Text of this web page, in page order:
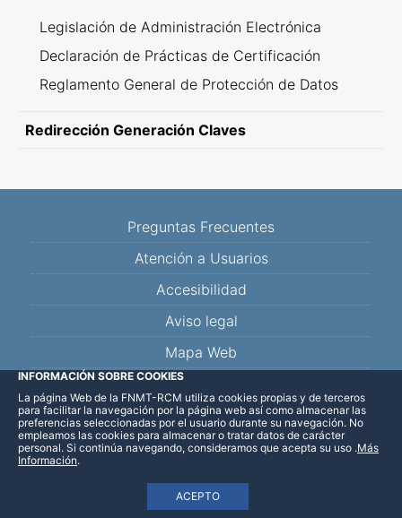
Legislación de Administración Electrónica
Declaración de Prácticas de Certificación
Reglamento General de Protección de Datos
Redirección Generación Claves
Preguntas Frecuentes
Atención a Usuarios
Accesibilidad
Aviso legal
Mapa Web
Facebook
TwitterYouTube
Blog Linkedin
INFORMACIÓN SOBRE COOKIES
La página Web de la FNMT-RCM utiliza cookies propias y de terceros
para facilitar la navegación por la página web así como almacenar las
preferencias seleccionadas por el usuario durante su navegación. No
empleamos las cookies para almacenar o tratar datos de carácter
personal. Si continúa navegando, consideramos que acepta su uso
ACEPTO
.Más
Información.